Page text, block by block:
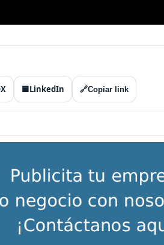
X 🟦LinkedIn 🔗Copiar link